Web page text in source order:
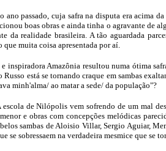
ano passado, cuja safra na disputa era acima
boas obras e ainda tinha o agravante de
da realidade brasileira. A tão aguardada
muita coisa apresentada por aí.
inspiradora Amazônia resultou numa ótima
está se tornando craque em sambas
minh'alma/ ao matar a sede/ da população"?
de Nilópolis vem sofrendo de um mal
e obras com concepções melódicas
sambas de Aloisio Villar, Sergio Aguiar,
se sobressaem na verdadeira mesmice que se